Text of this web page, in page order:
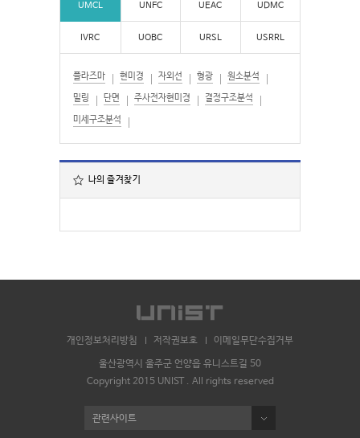
UMCL UNFC UEAC UDMC
IVRC UOBC URSL USRRL
플라즈마 현미경 자외선 형광 원소분석
밀링 단면 주사전자현미경 결정구조분석
미세구조분석
나의 즐겨찾기
개인정보처리방침 저작권보호 이메일무단수집거부
울산광역시 울주군 언양읍 유니스트길 50
Copyright 2015 UNIST . All rights reserved
관련사이트